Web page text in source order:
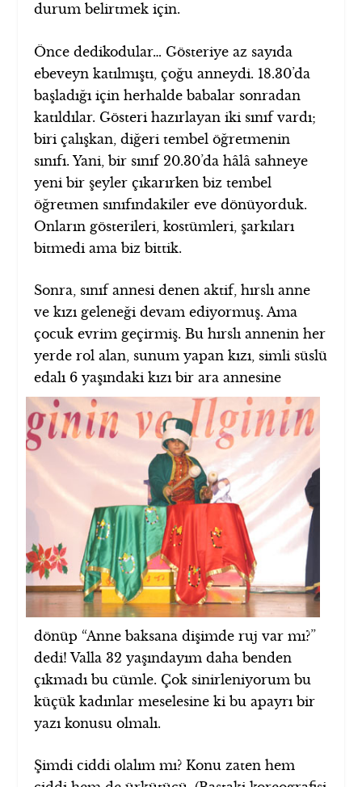
durum belirtmek için.
Önce dedikodular… Gösteriye az sayıda
ebeveyn katılmıştı, çoğu anneydi. 18.30’da
başladığı için herhalde babalar sonradan
katıldılar. Gösteri hazırlayan iki sınıf vardı;
biri çalışkan, diğeri tembel öğretmenin
sınıfı. Yani, bir sınıf 20.30’da hâlâ sahneye
yeni bir şeyler çıkarırken biz tembel
öğretmen sınıfındakiler eve dönüyorduk.
Onların gösterileri, kostümleri, şarkıları
bitmedi ama biz bittik.
Sonra, sınıf annesi denen aktif, hırslı anne
ve kızı geleneği devam ediyormuş. Ama
çocuk evrim geçirmiş. Bu hırslı annenin her
yerde rol alan, sunum yapan kızı, simli süslü
edalı 6 yaşındaki kızı bir ara annesine
dönüp “Anne baksana dişimde ruj var mı?”
dedi! Valla 32 yaşındayım daha benden
çıkmadı bu cümle. Çok sinirleniyorum bu
küçük kadınlar meselesine ki bu apayrı bir
yazı konusu olmalı.
Şimdi ciddi olalım mı? Konu zaten hem